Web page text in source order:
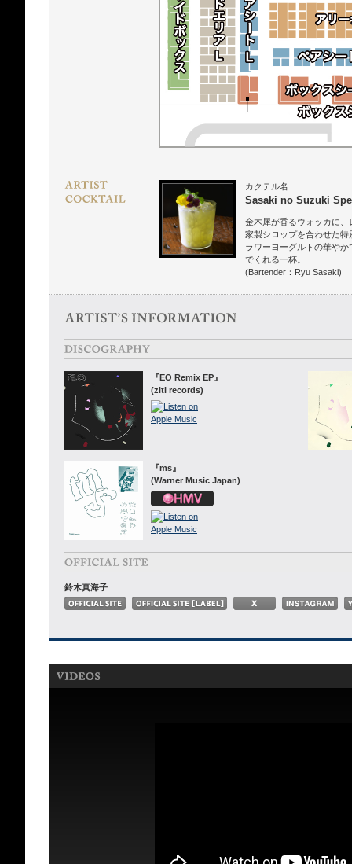
カクテル名
Sasaki no Suzuki
金木犀が香るウォッカに
家製シロップを合わせた
ラワーヨーグルトの華や
でくれる一杯。
(Bartender：Ryu Sasaki)
『EO Remix EP』
(ziti records)
『ms』
(Warner Music Japan)
鈴木真海子